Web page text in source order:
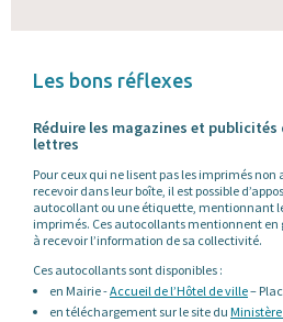
Les bons réflexes
Réduire les magazines et
lettres
Pour ceux qui ne lisent pas les imprimés non
recevoir dans leur boîte, il est possible
autocollant ou une étiquette, mentionnant
imprimés. Ces autocollants mentionnent
à recevoir l’information de sa collectivité.
Ces autocollants sont disponibles :
en Mairie -Accueil de l’Hôtel de ville–
en téléchargement sur le site du